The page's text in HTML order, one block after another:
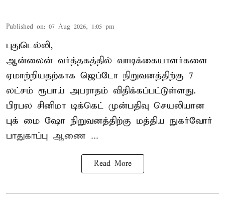
Published on: 07 Aug 2026, 1:05 pm
புதுடெல்லி,
ஆன்லைன் வர்த்தகத்தில் வாடிக்கையாளர்களை
ஏமாற்றியதற்காக ஜெப்டோ நிறுவனத்திற்கு 7
லட்சம் ரூபாய் அபராதம் விதிக்கப்பட்டுள்ளது.
பிரபல சினிமா டிக்கெட் முன்பதிவு செயலியான
புக் மை ஷோ நிறுவனத்திற்கு மத்திய நுகர்வோர்
பாதுகாப்பு ஆணை ...
Read More